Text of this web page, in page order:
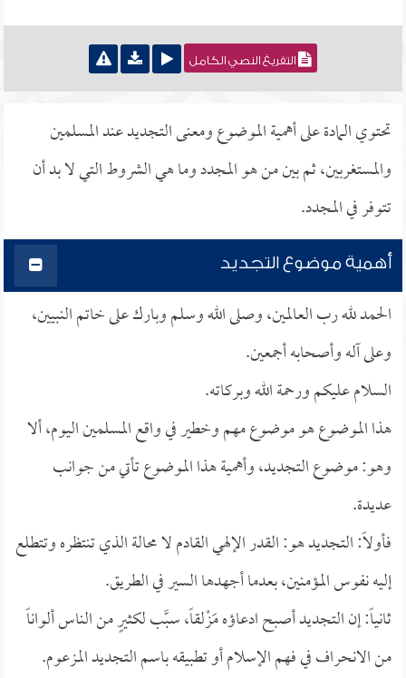
التفريغ النصي الكامل
تحتوي المادة على أهمية الموضوع ومعنى التجديد عند المسلمين
والمستغربين، ثم بين من هو المجدد وما هي الشروط التي لا بد أن
تتوفر في المجدد.
أهمية موضوع التجديد
الحمد لله رب العالمين، وصلى الله وسلم وبارك على خاتم النبيين،
وعلى آله وأصحابه أجمعين.
السلام عليكم ورحمة الله وبركاته.
هذا الموضوع هو موضوع مهم وخطير في واقع المسلمين اليوم، ألا
وهو: موضوع التجديد، وأهمية هذا الموضوع تأتي من جوانب
عديدة.
فأولاً: التجديد هو: القدر الإلهي القادم لا محالة الذي تنتظره وتتطلع
إليه نفوس المؤمنين، بعدما أجهدها السير في الطريق.
ثانياً: إن التجديد أصبح ادعاؤه مَزْلقاً، سبَّب لكثيرٍ من الناس ألواناً
من الانحراف في فهم الإسلام أو تطبيقه باسم التجديد المزعوم.